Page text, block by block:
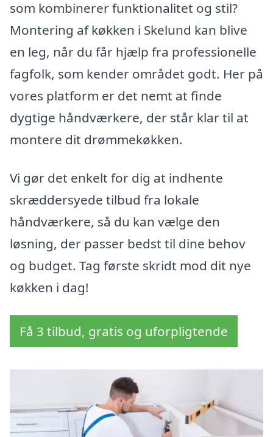
som kombinerer funktionalitet og stil?
Montering af køkken i Skelund kan blive
en leg, når du får hjælp fra professionelle
fagfolk, som kender området godt. Her på
vores platform er det nemt at finde
dygtige håndværkere, der står klar til at
montere dit drømmekøkken.
Vi gør det enkelt for dig at indhente
skræddersyede tilbud fra lokale
håndværkere, så du kan vælge den
løsning, der passer bedst til dine behov
og budget. Tag første skridt mod dit nye
køkken i dag!
Få 3 tilbud, gratis og uforpligtende